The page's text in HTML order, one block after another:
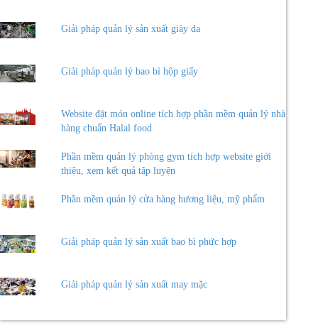
Giải pháp quản lý sản xuất giày da
Giải pháp quản lý bao bì hộp giấy
Website đặt món online tích hợp phần mềm quản lý nhà
hàng chuẩn Halal food
Phần mềm quản lý phòng gym tích hợp website giới
thiệu, xem kết quả tập luyện
Phần mềm quản lý cửa hàng hương liệu, mỹ phẩm
Giải pháp quản lý sản xuất bao bì phức hợp
Giải pháp quản lý sản xuất may mặc